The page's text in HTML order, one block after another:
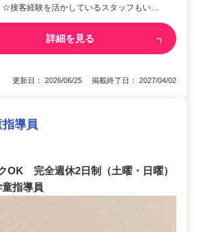
☆接客経験を活かしているスタッフもい…
詳細を見る
更新日： 2026/06/25 掲載終了日： 2027/04/02
導員
OK 完全週休2日制（土曜・日曜）
指導員